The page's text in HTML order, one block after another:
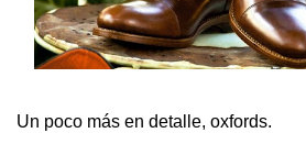
Un poco más en detalle, oxfords.